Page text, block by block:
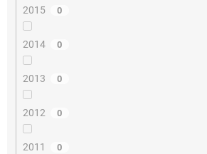
2015 0
2014 0
2013 0
2012 0
2011 0